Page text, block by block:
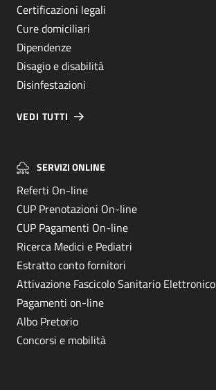
Certificazioni legali
Cure domiciliari
Dipendenze
Disagio e disabilità
Disinfestazioni
VEDI TUTTI
SERVIZI ONLINE
Referti On-line
CUP Prenotazioni On-line
CUP Pagamenti On-line
Ricerca Medici e Pediatri
Estratto conto fornitori
Attivazione Fascicolo Sanitario Elettronico
Pagamenti on-line
Albo Pretorio
Concorsi e mobilità